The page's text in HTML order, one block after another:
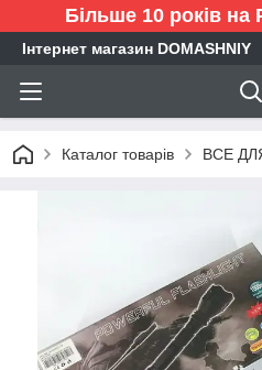
Більше 10 років на
Інтернет магазин DOMASHNIY
Каталог товарів ВСЕ